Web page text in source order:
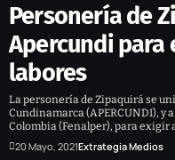
Personería de
Apercundi para
labores
La personería de Zipaquirá se
Cundinamarca (APERCUNDI), y
Colombia (Fenalper), para
20 Mayo, 2021Extrategia Medios